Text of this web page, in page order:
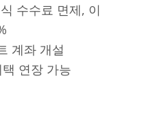
수수료 면제, 이
계좌 개설
연장 가능